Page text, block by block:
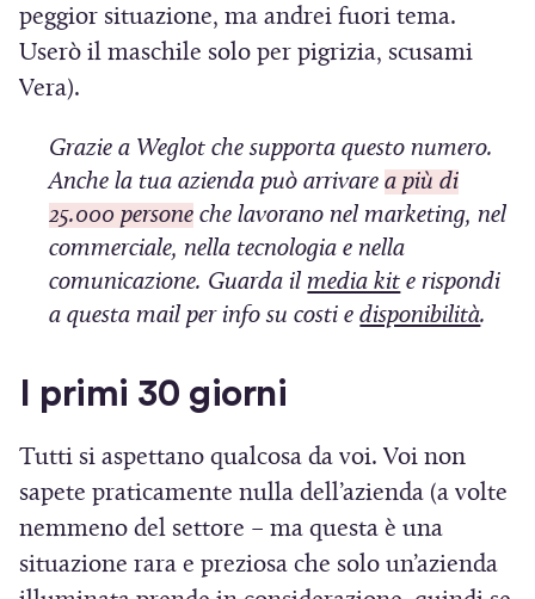
peggior situazione, ma andrei fuori tema.
Userò il maschile solo per pigrizia, scusami
Vera).
Grazie a Weglot che supporta questo numero.
Anche la tua azienda può arrivarea più di
25.000 persone che lavorano nel marketing, nel
commerciale, nella tecnologia e nella
comunicazione. Guarda ilmedia kit(
S
r
e
e rispondi
a questa mail per info su costi edisponibilità(
r
i
.
I primi 30 giorni
Tutti si aspettano qualcosa da voi. Voi non
sapete praticamente nulla dell’azienda (a volte
nemmeno del settore – ma questa è una
situazione rara e preziosa che solo un’azienda